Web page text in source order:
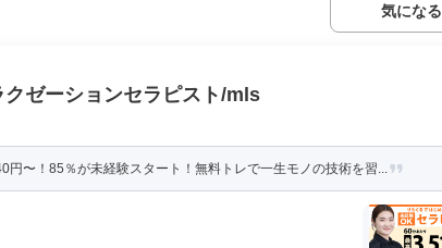
気になる
ゼーションセラピスト/mls
円〜！85％が未経験スタート！無料トレで一生モノの技術を習...